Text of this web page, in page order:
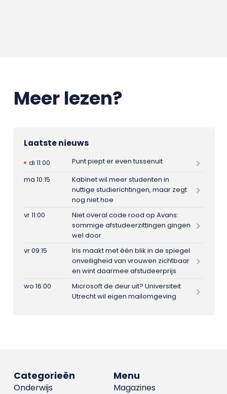
Meer lezen?
Laatste nieuws
di 11:00
Punt piept er even tussenuit
ma 10:15
Kabinet wil meer studenten in
nuttige studierichtingen, maar zegt
nog niet hoe
vr 11:00
Niet overal code rood op Avans:
sommige afstudeerzittingen gingen
wel door
vr 09:15
Iris maakt met één blik in de spiegel
onveiligheid van vrouwen zichtbaar
en wint daarmee afstudeerprijs
wo 16:00
Microsoft de deur uit? Universiteit
Utrecht wil eigen mailomgeving
Menu
Magazines
Categorieën
Onderwijs